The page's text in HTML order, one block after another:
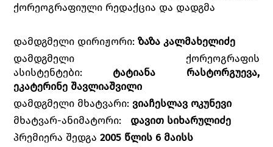
ქორეოგრაფიული რედაქცია და დადგმა
დამდგმელი დირიჟორი:ზაზა კალმახელიძე
დამდგმელი ქორეოგრაფის
ასისტენტები: ტატიანა რასტორგუევა,
ეკატერინე შავლიაშვილი
დამდგმელი მხატვარი: ვიაჩესლავ ოკუნევი
მხატვარ-ანიმატორი: დავით სიხარულიძე
პრემიერა შედგა2005 წლის 6 მაისს